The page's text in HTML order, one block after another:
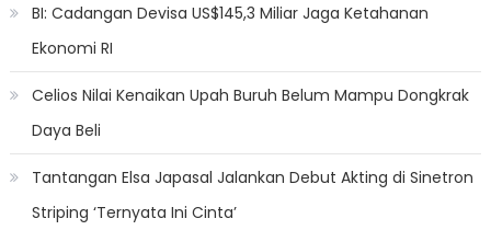
BI: Cadangan Devisa US$145,3 Miliar Jaga Ketahanan
Ekonomi RI
Celios Nilai Kenaikan Upah Buruh Belum Mampu Dongkrak
Daya Beli
Tantangan Elsa Japasal Jalankan Debut Akting di Sinetron
Striping ‘Ternyata Ini Cinta’